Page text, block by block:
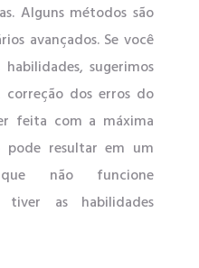
Alguns métodos são
avançados. Se você
sugerimos
correção dos erros do
feita com a máxima
pode resultar em um
não funcione
tiver as habilidades